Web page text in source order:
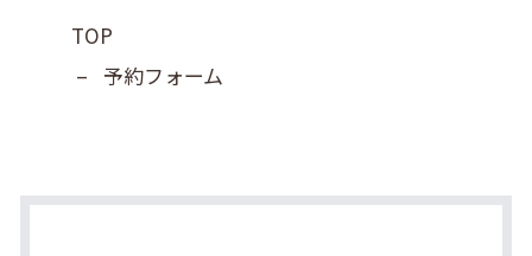
TOP
– 予約フォーム